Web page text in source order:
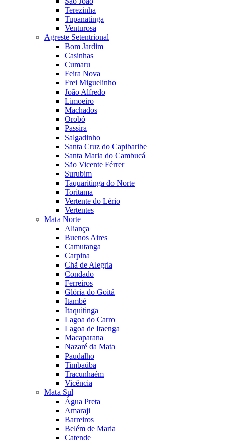
Terezinha
Tupanatinga
Venturosa
Agreste Setentrional
Bom Jardim
Casinhas
Cumaru
Feira Nova
Frei Miguelinho
João Alfredo
Limoeiro
Machados
Orobó
Passira
Salgadinho
Santa Cruz do Capibaribe
Santa Maria do Cambucá
São Vicente Férrer
Surubim
Taquaritinga do Norte
Toritama
Vertente do Lério
Vertentes
Mata Norte
Aliança
Buenos Aires
Camutanga
Carpina
Chã de Alegria
Condado
Ferreiros
Glória do Goitá
Itambé
Itaquitinga
Lagoa do Carro
Lagoa de Itaenga
Macaparana
Nazaré da Mata
Paudalho
Timbaúba
Tracunhaém
Vicência
Mata Sul
Água Preta
Amaraji
Barreiros
Belém de Maria
Catende